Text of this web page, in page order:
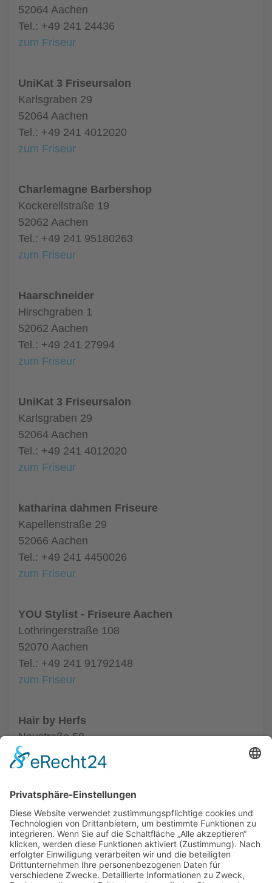
52064 Aachen
Tel.: +49 241 24436
zum Friseur
UniKat 3 Friseursalon
Karlsgraben 29
52064 Aachen
Tel.: +49 241 4012020
zum Friseur
Charlemagne Barbershop
Kockerellstraße 19
52062 Aachen
Tel.: +49 241 95180263
zum Friseur
Haarschneider
Hirschgraben 1
52062 Aachen
Tel.: +49 241 27994
zum Friseur
UniKat 3 Friseursalon
Karlsgraben 29
52064 Aachen
Tel.: +49 241 4012020
zum Friseur
katharina dahmen Friseure
Kapellenstraße 29
52066 Aachen
Tel.: +49 241 4450026
zum Friseur
YOU Stylist - Friseure Aachen
Lothringerstraße 108
52070 Aachen
Tel.: +49 241 91792148
zum Friseur
Hair by Herfs
Neustraße 58
52066 Aachen
Tel.: +49 241 63342
ALLGEMEIN